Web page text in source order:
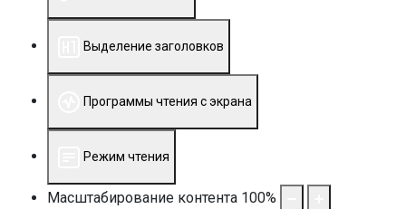
Выделение заголовков
Программы чтения с экрана
Режим чтения
Масштабирование контента 100%